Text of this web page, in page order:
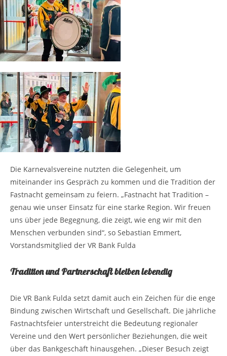
Die Karnevalsvereine nutzten die Gelegenheit, um
miteinander ins Gespräch zu kommen und die Tradition der
Fastnacht gemeinsam zu feiern. „Fastnacht hat Tradition –
genau wie unser Einsatz für eine starke Region. Wir freuen
uns über jede Begegnung, die zeigt, wie eng wir mit den
Menschen verbunden sind“, so Sebastian Emmert,
Vorstandsmitglied der VR Bank Fulda
Tradition und Partnerschaft bleiben lebendig
Die VR Bank Fulda setzt damit auch ein Zeichen für die enge
Bindung zwischen Wirtschaft und Gesellschaft. Die jährliche
Fastnachtsfeier unterstreicht die Bedeutung regionaler
Vereine und den Wert persönlicher Beziehungen, die weit
über das Bankgeschäft hinausgehen. „Dieser Besuch zeigt